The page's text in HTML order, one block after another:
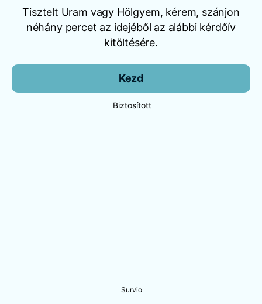
Tisztelt Uram vagy Hölgyem, kérem, szánjon
néhány percet az idejéből az alábbi kérdőív
kitöltésére.
Kezd
Biztosított
Survio